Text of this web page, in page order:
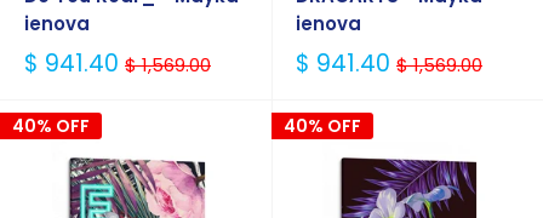
ienova
Precio
$ 941.40 $ 1,569.00
ienova
Precio
$ 941.40 $ 1,569.00
40% OFF 40% OFF